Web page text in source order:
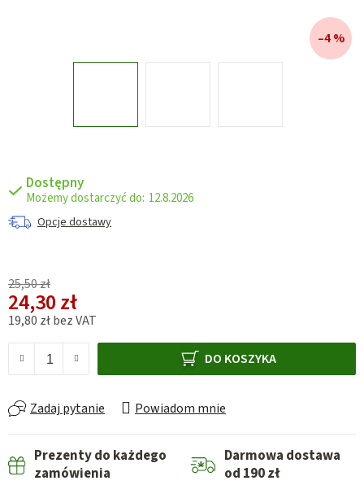
Dostępny
12.8.2026
Opcje dostawy
25,50 zł
24,30 zł
19,80 zł bez VAT
DO KOSZYKA
Zadaj pytanie Powiadom mnie
–4 %
Prezenty do każdego
zamówienia
Darmowa dostawa
od 190 zł